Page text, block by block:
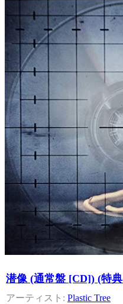
潜像 (通常盤 [CD]) (特
Plastic Tree